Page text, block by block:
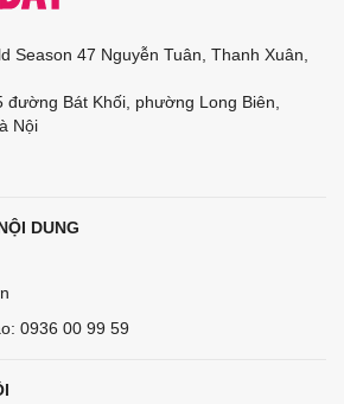
Season 47 Nguyễn Tuân, Thanh Xuân,
đường Bát Khối, phường Long Biên,
Nội
DUNG
0936 00 99 59